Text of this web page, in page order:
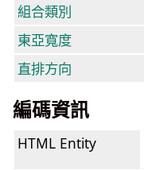
組合類別
東亞寬度
直排方向
編碼資訊
HTML Entity